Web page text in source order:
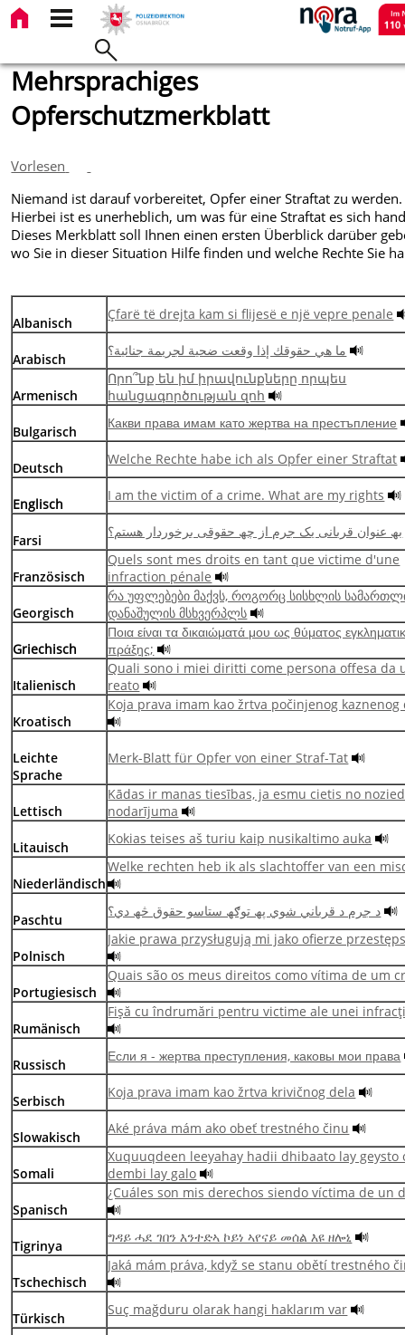
Mehrsprachiges
Opferschutzmerkblatt
Vorlesen
Niemand ist darauf vorbereitet, Opfer einer Straftat zu werden.
Hierbei ist es unerheblich, um was für eine Straftat es sich
Dieses Merkblatt soll Ihnen einen ersten Überblick darüber
wo Sie in dieser Situation Hilfe finden und welche Rechte Sie
Albanisch
Çfarë të drejta kam si flijesë e një vepre penale
Arabisch
ما ھي حقوقك إذا وقعت ضحیة لجریمة جنائیة؟
Armenisch
Որո՞նք են իմ իրավունքները որպես
հանցագործության զոհ
Bulgarisch
Какви права имам като жертва на престъпление
Deutsch
Welche Rechte habe ich als Opfer einer Straftat
Englisch
I am the victim of a crime. What are my rights
Farsi
بھ عنوان قربانی یک جرم از چھ حقوقی برخوردار ھستم؟
Französisch
Quels sont mes droits en tant que victime d'une
infraction pénale
Georgisch
რა უფლებები მაქვს, როგორც სისხლის
დანაშულის მსხვერპლს
Griechisch
Ποια είναι τα δικαιώματά μου ως θύματος
πράξης;
Italienisch
Quali sono i miei diritti come persona offesa da
reato
Kroatisch
Koja prava imam kao žrtva počinjenog kaznenog
Leichte
Sprache
Merk-Blatt für Opfer von einer Straf-Tat
Lettisch
Kādas ir manas tiesības, ja esmu cietis no
nodarījuma
Litauisch
Kokias teises aš turiu kaip nusikaltimo auka
Niederländisch
Welke rechten heb ik als slachtoffer van een
Paschtu
د جرم د قرباني شوي پھ توګھ ستاسو حقوق څھ دي؟
Polnisch
Jakie prawa przysługują mi jako ofierze
Portugiesisch
Quais são os meus direitos como vítima de um
Rumänisch
Fişă cu îndrumări pentru victime ale unei
Russisch
Если я - жертва преступления, каковы мои права
Serbisch
Koja prava imam kao žrtva krivičnog dela
Slowakisch
Aké práva mám ako obeť trestného činu
Somali
Xuquuqdeen leeyahay hadii dhibaato lay geysto
dembi lay galo
Spanisch
¿Cuáles son mis derechos siendo víctima de un
Tigrinya
ግዳይ ሓደ ገበን እንተድኣ ኮይነ ኣየናይ መሰል እዩ ዘሎኒ
Tschechisch
Jaká mám práva, když se stanu obětí trestného
Türkisch
Suç mağduru olarak hangi haklarım var